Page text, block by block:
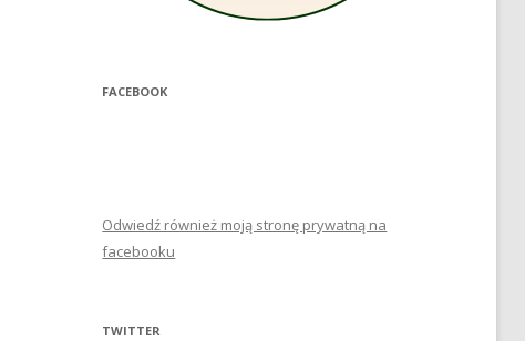
FACEBOOK
Odwiedź również moją stronę prywatną na
facebooku
TWITTER